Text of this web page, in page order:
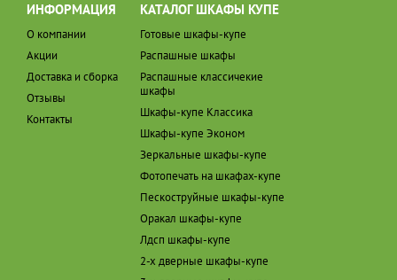
ИНФОРМАЦИЯ
О компании
Акции
Доставка и сборка
Отзывы
Контакты
КАТАЛОГ ШКАФЫ КУПЕ
Готовые шкафы-купе
Распашные шкафы
Распашные классичекие
шкафы
Шкафы-купе Классика
Шкафы-купе Эконом
Зеркальные шкафы-купе
Фотопечать на шкафах-купе
Пескоструйные шкафы-купе
Оракал шкафы-купе
Лдсп шкафы-купе
2-х дверные шкафы-купе